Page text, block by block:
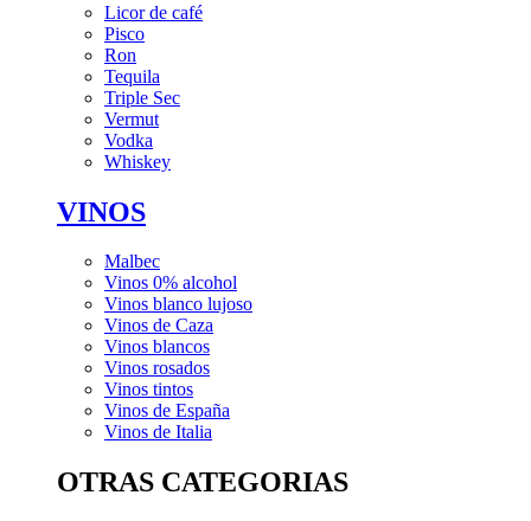
Licor de café
Pisco
Ron
Tequila
Triple Sec
Vermut
Vodka
Whiskey
VINOS
Malbec
Vinos 0% alcohol
Vinos blanco lujoso
Vinos de Caza
Vinos blancos
Vinos rosados
Vinos tintos
Vinos de España
Vinos de Italia
OTRAS CATEGORIAS